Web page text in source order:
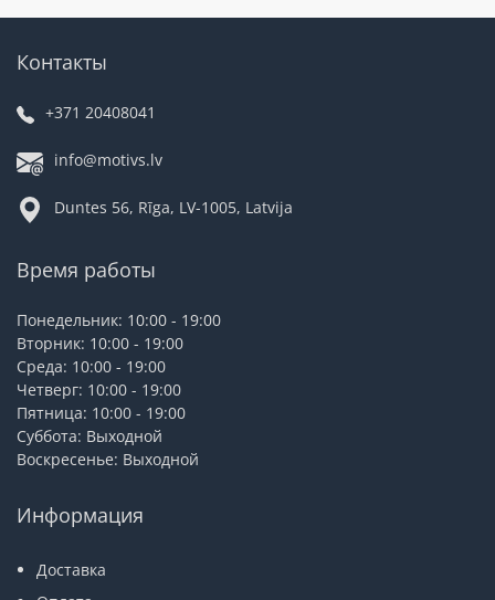
Контакты
+371 20408041
info@motivs.lv
Duntes 56, Rīga, LV-1005, Latvija
Время работы
Понедельник: 10:00 - 19:00
Вторник: 10:00 - 19:00
Среда: 10:00 - 19:00
Четверг: 10:00 - 19:00
Пятница: 10:00 - 19:00
Суббота: Выходной
Воскресенье: Выходной
Информация
Доставка